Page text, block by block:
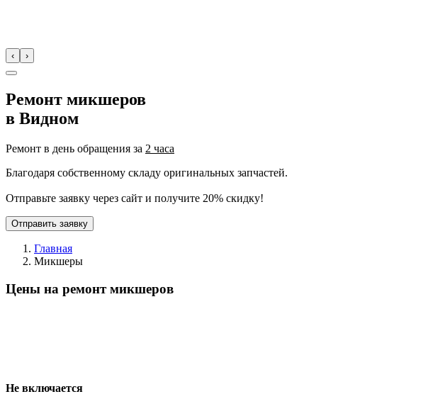
‹ ›
Ремонт микшеров
в Видном
Ремонт в день обращения за 2 часа
Благодаря собственному складу оригинальных запчастей.
Отправьте заявку через сайт и получите 20% скидку!
Отправить заявку
Главная
Микшеры
Цены на ремонт микшеров
Не включается